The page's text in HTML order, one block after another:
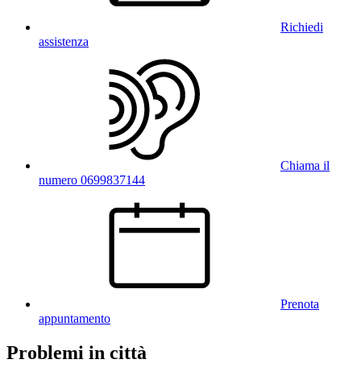
Richiedi
assistenza
Chiama il
numero 0699837144
Prenota
appuntamento
Problemi in città